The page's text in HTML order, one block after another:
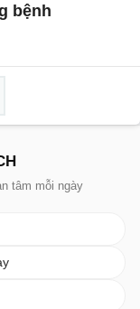
bệnh
tâm mỗi ngày